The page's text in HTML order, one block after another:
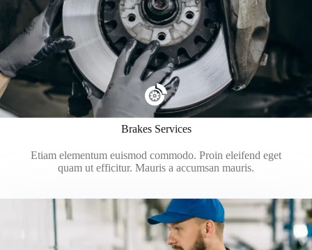
Brakes Services
Etiam elementum euismod commodo. Proin eleifend eget
quam ut efficitur. Mauris a accumsan mauris.